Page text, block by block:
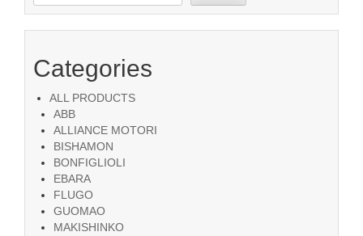
Categories
ALL PRODUCTS
ABB
ALLIANCE MOTORI
BISHAMON
BONFIGLIOLI
EBARA
FLUGO
GUOMAO
MAKISHINKO